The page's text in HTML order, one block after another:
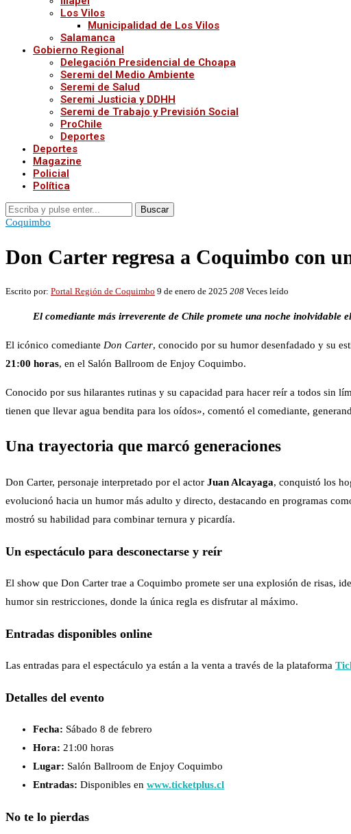
Los Vilos
Municipalidad de Los Vilos
Salamanca
Gobierno Regional
Delegación Presidencial de Choapa
Seremi del Medio Ambiente
Seremi de Salud
Seremi Justicia y DDHH
Seremi de Trabajo y Previsión Social
ProChile
Deportes
Deportes
Magazine
Policial
Política
Buscar
Coquimbo
Don Carter regresa a Coquimbo con
Escrito por: Portal Región de Coquimbo 9 de enero de 2025 208 Veces leído
El comediante más irreverente de Chile promete una noche inolvidable
El icónico comediante Don Carter, conocido por su humor desenfadado y su
21:00 horas, en el Salón Ballroom de Enjoy Coquimbo.
Conocido por sus hilarantes rutinas y su capacidad para hacer reír a todos sin
tienen que llevar agua bendita para los oídos», comentó el comediante,
Una trayectoria que marcó generaciones
Don Carter, personaje interpretado por el actor Juan Alcayaga, conquistó los
evolucionó hacia un humor más adulto y directo, destacando en programas
mostró su habilidad para combinar ternura y picardía.
Un espectáculo para desconectarse y reír
El show que Don Carter trae a Coquimbo promete ser una explosión de risas,
humor sin restricciones, donde la única regla es disfrutar al máximo.
Entradas disponibles online
Las entradas para el espectáculo ya están a la venta a través de la plataforma
Detalles del evento
Fecha: Sábado 8 de febrero
Hora: 21:00 horas
Lugar: Salón Ballroom de Enjoy Coquimbo
Entradas: Disponibles en www.ticketplus.cl
No te lo pierdas